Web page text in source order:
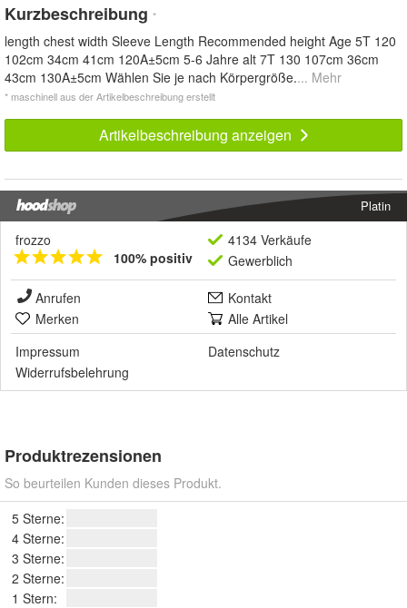
Kurzbeschreibung *
length chest width Sleeve Length Recommended height Age 5T 120
102cm 34cm 41cm 120A±5cm 5-6 Jahre alt 7T 130 107cm 36cm
43cm 130A±5cm Wählen Sie je nach Körpergröße.... Mehr
* maschinell aus der Artikelbeschreibung erstellt
Artikelbeschreibung anzeigen
Platin
frozzo
100% positiv
4134 Verkäufe
Gewerblich
Anrufen
Kontakt
Merken
Alle Artikel
Impressum
Datenschutz
Widerrufsbelehrung
Produktrezensionen
So beurteilen Kunden dieses Produkt.
5 Sterne:
4 Sterne:
3 Sterne:
2 Sterne:
1 Stern: